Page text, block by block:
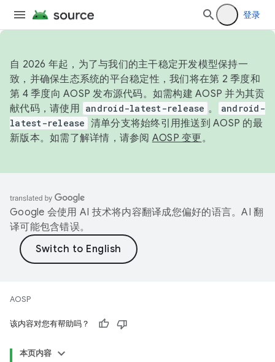
登录
自 2026 年起，为了与我们的主干稳定开发模型保持一
致，并确保生态系统的平台稳定性，我们将在第 2 季度和
第 4 季度向 AOSP 发布源代码。如需构建 AOSP 并为其贡
献代码，请使用 android-latest-release 。
android-
latest-release 清单分支将始终引用推送到 AOSP 的最
新版本。如需了解详情，请参阅 AOSP 变更。
Google 会使用 AI 技术将内容翻译成您偏好的语言。AI 翻
译可能包含错误。
AOSP
该内容对您有帮助吗？
本页内容